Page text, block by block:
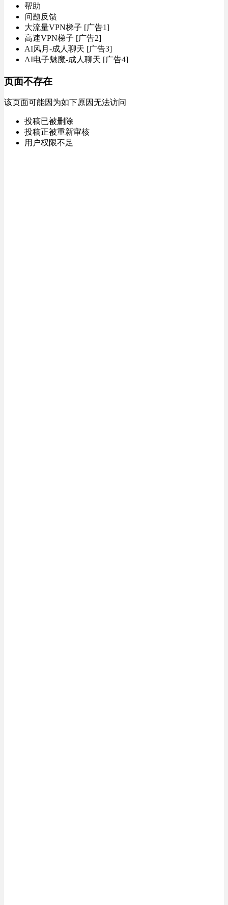
帮助
问题反馈
大流量VPN梯子 [广告1]
高速VPN梯子 [广告2]
AI风月-成人聊天 [广告3]
AI电子魅魔-成人聊天 [广告4]
页面不存在
该页面可能因为如下原因无法访问
投稿已被删除
投稿正被重新审核
用户权限不足